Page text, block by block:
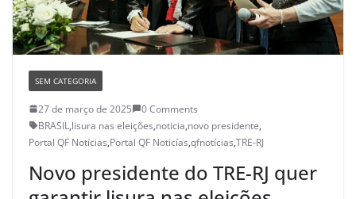
SEM CATEGORIA
27 de março de 2025
0 Comments
BRASIL,lisura nas eleições,noticia,novo presidente,
Portal QF Notícias,Portal QF Noticías,qfnotícias,TRE-RJ
Novo presidente do TRE-RJ quer